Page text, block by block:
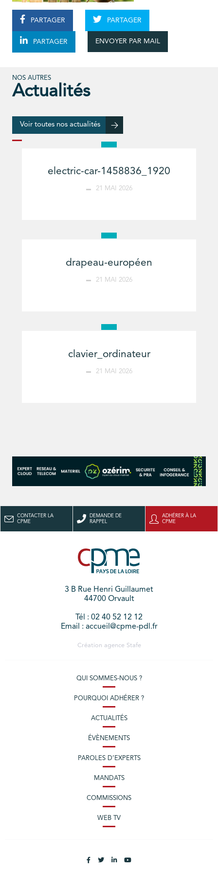
PARTAGER PARTAGER
PARTAGER ENVOYER PAR MAIL
NOS AUTRES
Actualités
Voir toutes nos actualités
electric-car-1458836_1920
21 MAI 2026
drapeau-européen
21 MAI 2026
clavier_ordinateur
21 MAI 2026
CONTACTER LA
CPME
DEMANDE DE
RAPPEL
ADHÉRER À LA
CPME
3 B Rue Henri Guillaumet
44700 Orvault
Tél : 02 40 52 12 12
Email : accueil@cpme-pdl.fr
Création agence Stafe
QUI SOMMES-NOUS ?
POURQUOI ADHÉRER ?
ACTUALITÉS
ÉVÈNEMENTS
PAROLES D’EXPERTS
MANDATS
COMMISSIONS
WEB TV